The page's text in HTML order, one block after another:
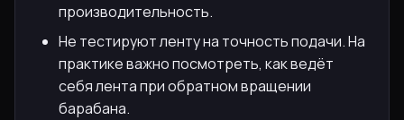
производительность.
Не тестируют ленту на точность подачи. На
практике важно посмотреть, как ведёт
себя лента при обратном вращении
барабана.